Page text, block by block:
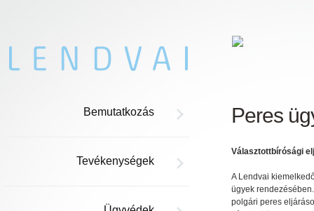
Bemutatkozás
Tevékenységek
Peres
Választottbírósági
A Lendvai
ügyek
polgári peres